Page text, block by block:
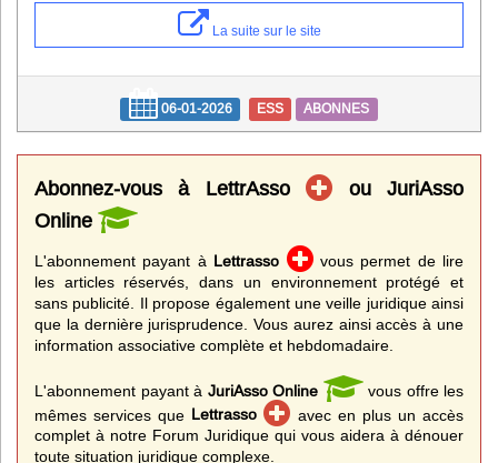
La suite sur le site
06-01-2026 ESS ABONNES
Abonnez-vous à LettrAsso
ou JuriAsso
Online
L'abonnement payant à Lettrasso
vous permet de lire
les articles réservés, dans un environnement protégé et
sans publicité. Il propose également une veille juridique ainsi
que la dernière jurisprudence. Vous aurez ainsi accès à une
information associative complète et hebdomadaire.
L'abonnement payant à JuriAsso Online
vous offre les
mêmes services que Lettrasso
avec en plus un accès
complet à notre Forum Juridique qui vous aidera à dénouer
toute situation juridique complexe.